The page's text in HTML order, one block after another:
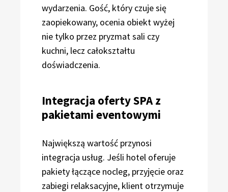
wydarzenia. Gość, który czuje się
zaopiekowany, ocenia obiekt wyżej
nie tylko przez pryzmat sali czy
kuchni, lecz całokształtu
doświadczenia.
Integracja oferty SPA z
pakietami eventowymi
Największą wartość przynosi
integracja usług. Jeśli hotel oferuje
pakiety łączące nocleg, przyjęcie oraz
zabiegi relaksacyjne, klient otrzymuje